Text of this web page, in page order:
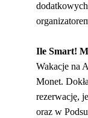
Ile Smart!
Wakacje na
Monet.
rezerwację,
oraz w